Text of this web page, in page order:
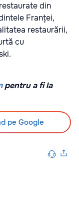
din
Franței,
restaurării,
cu
pentru a fi la
pe Google